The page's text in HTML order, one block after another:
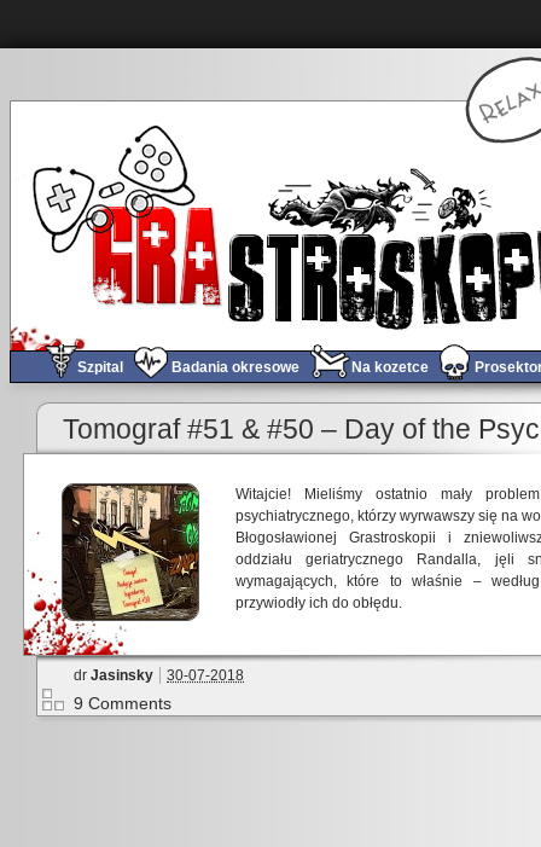
Szpital Badania okresowe Na kozetce
Tomograf #51 & #50 – Day of the
Witajcie! Mieliśmy ostatnio mały
psychiatrycznego, którzy wyrwawszy się na
Błogosławionej Grastroskopii i
oddziału geriatrycznego Randalla, jęli
wymagających, które to właśnie –
przywiodły ich do obłędu.
dr Jasinsky 30-07-2018
9 Comments